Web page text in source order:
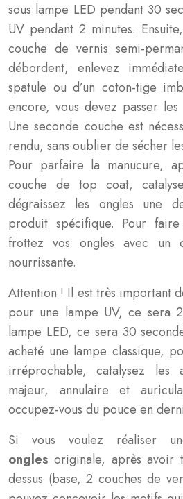
sous lampe LED pendant 30
UV pendant 2 minutes.
couche de vernis semi-
débordent, enlevez
spatule ou d’un coton-tige
encore, vous devez passer les
Une seconde couche est
rendu, sans oublier de sécher
Pour parfaire la manucure,
couche de top coat,
dégraissez les ongles une
produit spécifique. Pour
frottez vos ongles avec un
nourrissante.
Attention ! Il est très important
pour une lampe UV, ce sera
lampe LED, ce sera 30
acheté une lampe classique,
irréprochable, catalysez les
majeur, annulaire et
occupez-vous du pouce en
Si vous voulez réaliser
ongles originale, après avoir
dessus (base, 2 couches de